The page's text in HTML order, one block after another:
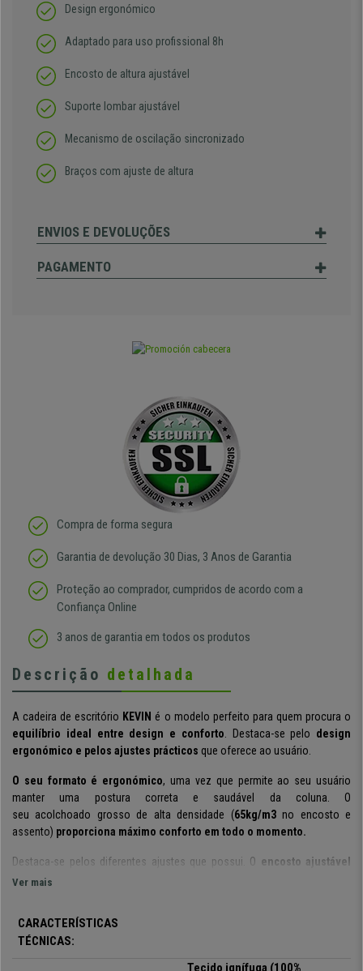
Design ergonómico
Adaptado para uso profissional 8h
Encosto de altura ajustável
Suporte lombar ajustável
Mecanismo de oscilação sincronizado
Braços com ajuste de altura
ENVIOS E DEVOLUÇÕES
PAGAMENTO
Compra de forma segura
Garantia de devolução 30 Dias, 3 Anos de Garantia
Proteção ao comprador, cumpridos de acordo com a
Confiança Online
3 anos de garantia em todos os produtos
Descrição detalhada
A cadeira de escritório KEVIN é o modelo perfeito para quem procura o
equilíbrio ideal entre design e conforto . Destaca-se pelo design
ergonómico e pelos ajustes prácticos que oferece ao usuário.
O seu formato é ergonómico, uma vez que permite ao seu usuário
manter uma postura correta e saudável da coluna. O
seu acolchoado grosso de alta densidade (65kg/m3no encosto e
assento) proporciona máximo conforto em todo o momento.
Destaca-se pelos diferentes ajustes que possui. O encosto ajustável
em altura
nesta zona.
em altura permitem colocar os braços na
Ver mais
CARACTERÍSTICAS
TÉCNICAS:
Tecido ignífuga (100%